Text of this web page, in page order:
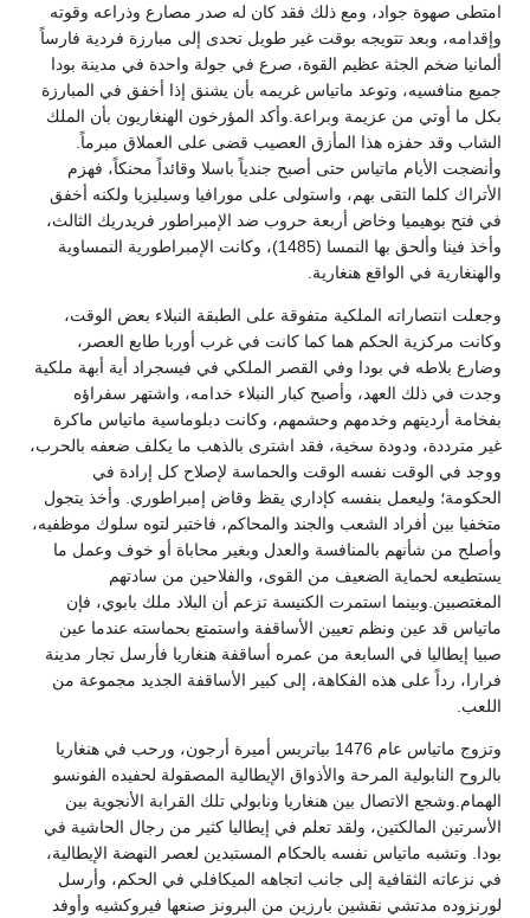
امتطى صهوة جواد، ومع ذلك فقد كان له صدر مصارع وذراعه وقوته
وإقدامه، وبعد تتويجه بوقت غير طويل تحدى إلى مبارزة فردية فارساً
ألمانيا ضخم الجثة عظيم القوة، صرع في جولة واحدة في مدينة بودا
جميع منافسيه، وتوعد ماتياس غريمه بأن يشنق إذا أخفق في المبارزة
بكل ما أوتي من عزيمة وبراعة.وأكد المؤرخون الهنغاريون بأن الملك
الشاب وقد حفزه هذا المأزق العصيب قضى على العملاق مبرماً.
وأنضجت الأيام ماتياس حتى أصبح جندياً باسلا وقائداً محنكاً، فهزم
الأتراك كلما التقى بهم، واستولى على مورافيا وسيليزيا ولكنه أخفق
في فتح بوهيميا وخاض أربعة حروب ضد الإمبراطور فريدريك الثالث،
وأخذ فينا وألحق بها النمسا (1485)، وكانت الإمبراطورية النمساوية
والهنغارية في الواقع هنغارية.
وجعلت انتصاراته الملكية متفوقة على الطبقة النبلاء بعض الوقت،
وكانت مركزية الحكم هما كما كانت في غرب أوربا طابع العصر،
وضارع بلاطه في بودا وفي القصر الملكي في فيسجراد أية أبهة ملكية
وجدت في ذلك العهد، وأصبح كبار النبلاء خدامه، واشتهر سفراؤه
بفخامة أرديتهم وخدمهم وحشمهم، وكانت دبلوماسية ماتياس ماكرة
غير مترددة، ودودة سخية، فقد اشترى بالذهب ما يكلف ضعفه بالحرب،
ووجد في الوقت نفسه الوقت والحماسة لإصلاح كل إرادة في
الحكومة؛ وليعمل بنفسه كإداري يقظ وقاض إمبراطوري. وأخذ يتجول
متخفيا بين أفراد الشعب والجند والمحاكم، فاختبر لتوه سلوك موظفيه،
وأصلح من شأنهم بالمنافسة والعدل وبغير محاباة أو خوف وعمل ما
يستطيعه لحماية الضعيف من القوى، والفلاحين من سادتهم
المغتصبين.وبينما استمرت الكنيسة تزعم أن البلاد ملك بابوي، فإن
ماتياس قد عين ونظم تعيين الأساقفة واستمتع بحماسته عندما عين
صبيا إيطاليا في السابعة من عمره أساقفة هنغاريا فأرسل تجار مدينة
فرارا، رداً على هذه الفكاهة، إلى كبير الأساقفة الجديد مجموعة من
اللعب.
وتزوج ماتياس عام 1476 بياتريس أميرة أرجون، ورحب في هنغاريا
بالروح النابولية المرحة والأذواق الإيطالية المصقولة لحفيده الفونسو
الهمام.وشجع الاتصال بين هنغاريا ونابولي تلك القرابة الأنجوية بين
الأسرتين المالكتين، ولقد تعلم في إيطاليا كثير من رجال الحاشية في
بودا. وتشبه ماتياس نفسه بالحكام المستبدين لعصر النهضة الإيطالية،
في نزعاته الثقافية إلى جانب اتجاهه الميكافلي في الحكم، وأرسل
لورنزوده مدتشي نقشين بارزين من البرونز صنعها فيروكشيه وأوفد